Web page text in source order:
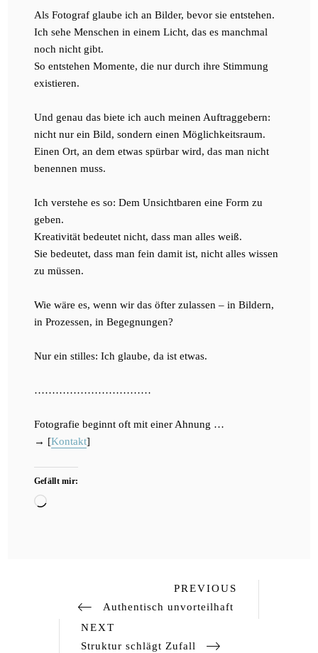
Als Fotograf glaube ich an Bilder, bevor sie entstehen.
Ich sehe Menschen in einem Licht, das es manchmal
noch nicht gibt.
So entstehen Momente, die nur durch ihre Stimmung
existieren.
Und genau das biete ich auch meinen Auftraggebern:
nicht nur ein Bild, sondern einen Möglichkeitsraum.
Einen Ort, an dem etwas spürbar wird, das man nicht
benennen muss.
Ich verstehe es so: Dem Unsichtbaren eine Form zu
geben.
Kreativität bedeutet nicht, dass man alles weiß.
Sie bedeutet, dass man fein damit ist, nicht alles wissen
zu müssen.
Wie wäre es, wenn wir das öfter zulassen – in Bildern,
in Prozessen, in Begegnungen?
Nur ein stilles: Ich glaube, da ist etwas.
……………………………
Fotografie beginnt oft mit einer Ahnung …
→ [Kontakt]
Gefällt mir:
Wird
PREVIOUS
Authentisch unvorteilhaft
Next
Post
NEXT
Struktur schlägt Zufall